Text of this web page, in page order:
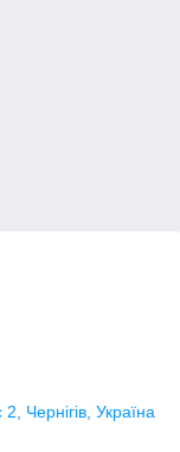
Чернігів, Україна